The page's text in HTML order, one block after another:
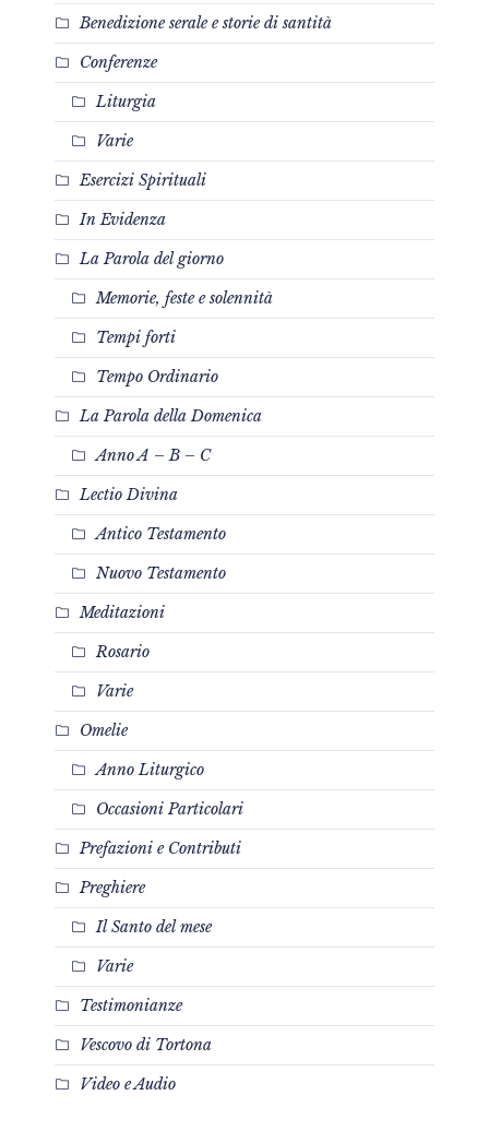
Benedizione serale e storie di santità
Conferenze
Liturgia
Varie
Esercizi Spirituali
In Evidenza
La Parola del giorno
Memorie, feste e solennità
Tempi forti
Tempo Ordinario
La Parola della Domenica
Anno A – B – C
Lectio Divina
Antico Testamento
Nuovo Testamento
Meditazioni
Rosario
Varie
Omelie
Anno Liturgico
Occasioni Particolari
Prefazioni e Contributi
Preghiere
Il Santo del mese
Varie
Testimonianze
Vescovo di Tortona
Video e Audio